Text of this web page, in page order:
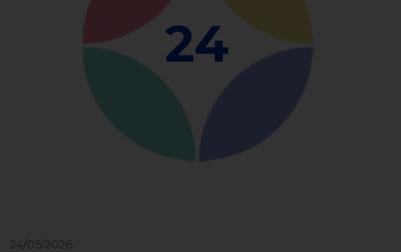
24
24/05/2026